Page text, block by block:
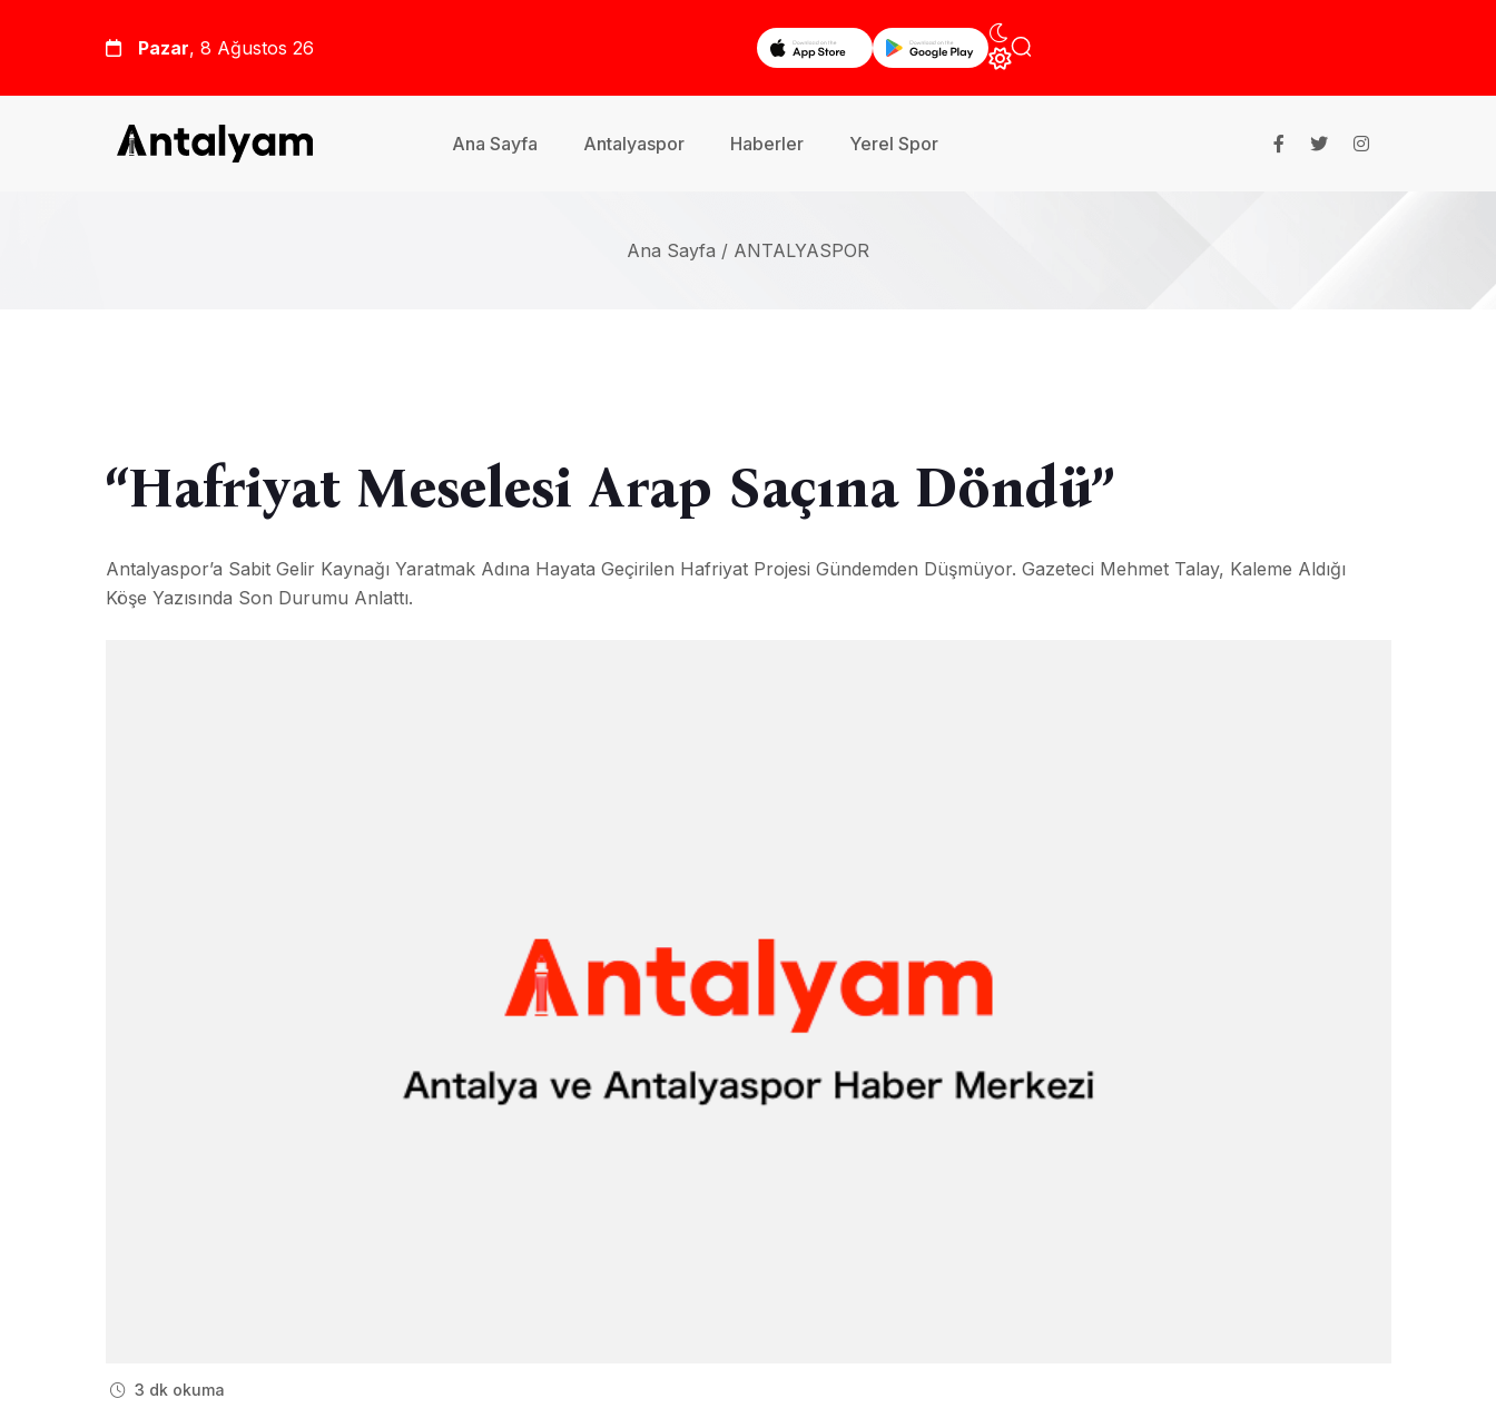
Pazar, 8 Ağustos 26
Ana Sayfa Antalyaspor Haberler Yerel Spor
Ana Sayfa / ANTALYASPOR
“Hafriyat Meselesi Arap Saçına Döndü”
Antalyaspor’a Sabit Gelir Kaynağı Yaratmak Adına Hayata Geçirilen Hafriyat Projesi Gündemden Düşmüyor. Gazeteci Mehmet Talay, Kaleme Aldığı
Köşe Yazısında Son Durumu Anlattı.
3 dk okuma